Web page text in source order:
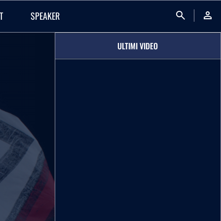
SPEAKER search person
ULTIMI VIDEO